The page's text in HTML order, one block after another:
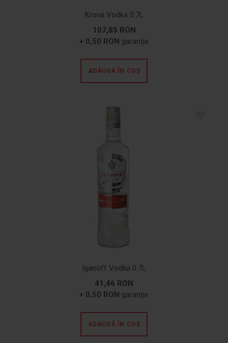
Krova Vodka 0.7L
107,85 RON
+ 0,50 RON garanție
ADAUGĂ ÎN COȘ
Iganoff Vodka 0.7L
41,46 RON
+ 0,50 RON garanție
ADAUGĂ ÎN COȘ